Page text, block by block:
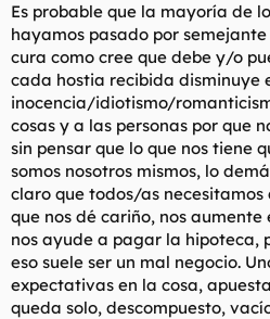
Es probable que la mayoría de
hayamos pasado por
cura como cree que debe y/o
cada hostia recibida disminuye
inocencia/idiotismo/
cosas y a las personas por que
sin pensar que lo que nos tiene
somos nosotros mismos, lo
claro que todos/as
que nos dé cariño, nos aumente
nos ayude a pagar la hipoteca,
eso suele ser un mal negocio.
expectativas en la cosa,
queda solo, descompuesto,